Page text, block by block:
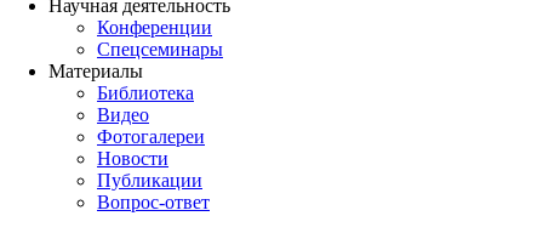
Научная деятельность
Конференции
Спецсеминары
Материалы
Библиотека
Видео
Фотогалереи
Новости
Публикации
Вопрос-ответ